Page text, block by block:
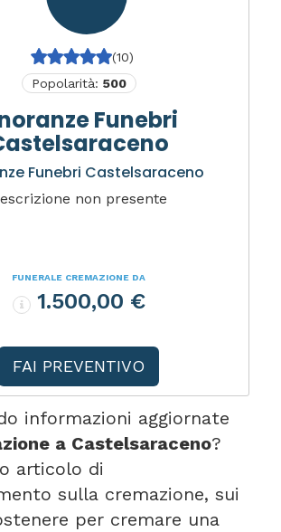
(10)
Popolarità: 500
Funebri
Funebri Castelsaraceno
non presente
FUNERALE CREMAZIONE DA
1.500,00 €
FAI PREVENTIVO
informazioni aggiornate
a Castelsaraceno?
articolo di
sulla cremazione, sui
per cremare una